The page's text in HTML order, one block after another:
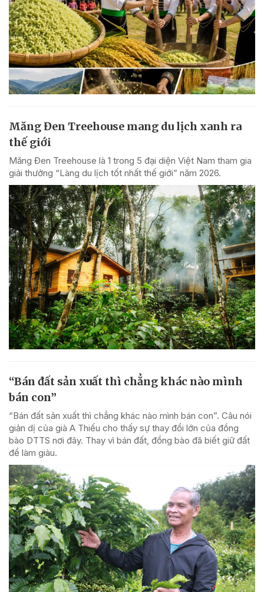
Măng Đen Treehouse mang du lịch xanh ra
thế giới
Măng Đen Treehouse là 1 trong 5 đại diện Việt Nam tham gia
giải thưởng “Làng du lịch tốt nhất thế giới” năm 2026.
“Bán đất sản xuất thì chẳng khác nào mình
bán con”
“Bán đất sản xuất thì chẳng khác nào mình bán con”. Câu nói
giản dị của già A Thiếu cho thấy sự thay đổi lớn của đồng
bào DTTS nơi đây. Thay vì bán đất, đồng bào đã biết giữ đất
để làm giàu.